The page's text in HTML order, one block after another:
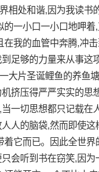
相处和谐,因为我读书
一小口一小口地呷
我的血管中奔腾,冲
足够的力量来从事这
大片圣诞鲤鱼的养鱼
挤压得严严实实的思
一切思想都只记载在
人的脑袋,然而即使
它而已。因此全世
会听到书在窃笑,因